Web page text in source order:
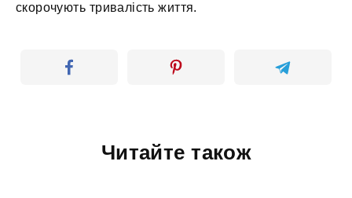
скорочують тривалість життя.
Читайте також